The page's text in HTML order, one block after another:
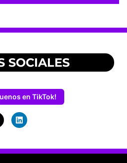
SOCIALES
en TikTok!